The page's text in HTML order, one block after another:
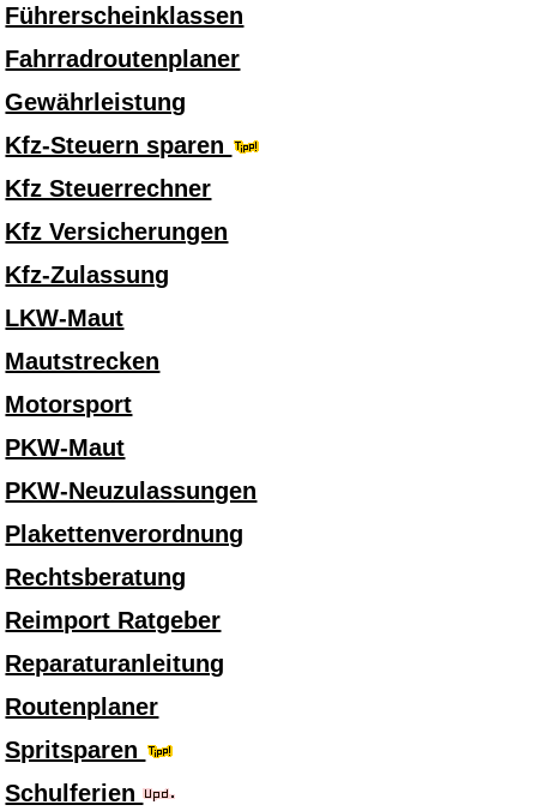
Führerscheinklassen
Fahrradroutenplaner
Gewährleistung
Kfz-Steuern sparen
Kfz Steuerrechner
Kfz Versicherungen
Kfz-Zulassung
LKW-Maut
Mautstrecken
Motorsport
PKW-Maut
PKW-Neuzulassungen
Plakettenverordnung
Rechtsberatung
Reimport Ratgeber
Reparaturanleitung
Routenplaner
Spritsparen
Schulferien